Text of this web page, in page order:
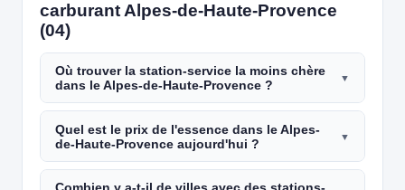
carburant Alpes-de-Haute-Provence
(04)
Où trouver la station-service la moins chère
dans le Alpes-de-Haute-Provence ?
Quel est le prix de l'essence dans le Alpes-
de-Haute-Provence aujourd'hui ?